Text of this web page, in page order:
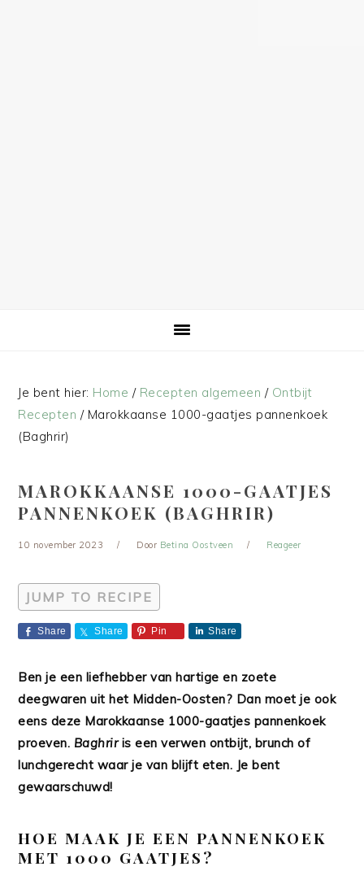
Je bent hier: Home / Recepten algemeen / Ontbijt
Recepten /Marokkaanse 1000-gaatjes pannenkoek
(Baghrir)
MAROKKAANSE 1000-GAATJES
PANNENKOEK (BAGHRIR)
10 november 2023 Door Betina Oostveen Reageer
JUMP TO RECIPE
Share Share Pin Share
Ben je een liefhebber van hartige en zoete
deegwaren uit het Midden-Oosten? Dan moet je ook
eens deze Marokkaanse 1000-gaatjes pannenkoek
proeven. Baghriris een verwen ontbijt, brunch of
lunchgerecht waar je van blijft eten. Je bent
gewaarschuwd!
HOE MAAK JE EEN PANNENKOEK
MET 1000 GAATJES?